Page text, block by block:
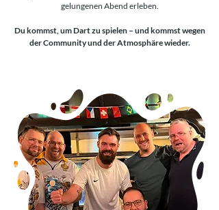
gelungenen Abend erleben.
​Du kommst, um Dart zu spielen – und kommst wegen
der Community und der Atmosphäre wieder.